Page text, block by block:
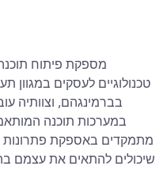
טכנולוגיים לעסקים במגוון
בברמינגהם, וצוותיה
במערכות תוכנה
מתמקדים באספקת פתרונות
שיכולים להתאים את עצמם